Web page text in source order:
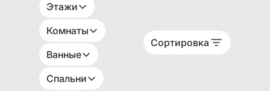
Этажи
Комнаты
Ванные
Спальни
Сортировка